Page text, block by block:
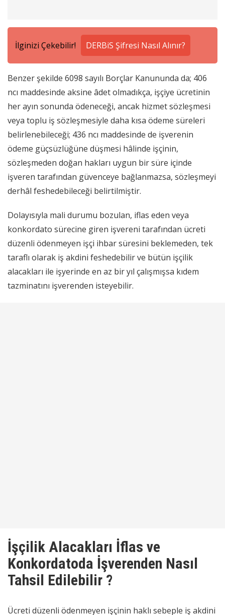
İlginizi Çekebilir! DERBiS Şifresi Nasıl Alınır?
Benzer şekilde 6098 sayılı Borçlar Kanununda da; 406
ncı maddesinde aksine âdet olmadıkça, işçiye ücretinin
her ayın sonunda ödeneceği, ancak hizmet sözleşmesi
veya toplu iş sözleşmesiyle daha kısa ödeme süreleri
belirlenebileceği; 436 ncı maddesinde de işverenin
ödeme güçsüzlüğüne düşmesi hâlinde işçinin,
sözleşmeden doğan hakları uygun bir süre içinde
işveren tarafından güvenceye bağlanmazsa, sözleşmeyi
derhâl feshedebileceği belirtilmiştir.
Dolayısıyla mali durumu bozulan, iflas eden veya
konkordato sürecine giren işvereni tarafından ücreti
düzenli ödenmeyen işçi ihbar süresini beklemeden, tek
taraflı olarak iş akdini feshedebilir ve bütün işçilik
alacakları ile işyerinde en az bir yıl çalışmışsa kıdem
tazminatını işverenden isteyebilir.
İşçilik Alacakları İflas ve
Konkordatoda İşverenden Nasıl
Tahsil Edilebilir ?
Ücreti düzenli ödenmeyen işçinin haklı sebeple iş akdini